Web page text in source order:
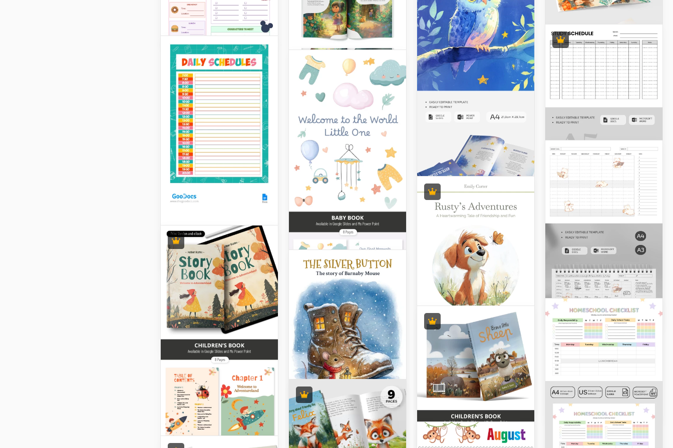
Kreatives
Kinderbuch
Unsere Creative Children's
vergessen Sie für immer
über nicht erledigte
Hausaufgaben!
Disney Ausflugsplan
Vorlage
Fantastisches
Babybuch
Machen Sie tolle
Erinnerungen für Ihr Baby.
Erstellen Sie ein tolles
Babybuch mit den
niedlichsten Fotos Ihres
Kindes.
Niedliches
Kinderbuch
Unsere Vorlage für
Kinderbücher im
Zeichenstil verfügt über
Sie können fertige
Zeichnungen und Texte
verwenden oder sie nach
Ihren Anforderungen
bearbeiten.
Bunter Tagesablauf
für Kinder
Wenn Sie Ihren Zeitplan
hell und attraktiv gestalten
möchten, ist unsere
kostenlose und
einsatzbereite Vorlage für
Colorful Daily Schedules
genau das Richtige für Sie!
Wasserfarben
Kinderbuchvorlage
mit niedlichem
Klassischer
Stundenplan